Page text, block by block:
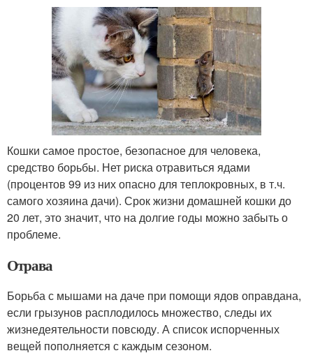
Кошки самое простое, безопасное для человека,
средство борьбы. Нет риска отравиться ядами
(процентов 99 из них опасно для теплокровных, в т.ч.
самого хозяина дачи). Срок жизни домашней кошки до
20 лет, это значит, что на долгие годы можно забыть о
проблеме.
Отрава
Борьба с мышами на даче при помощи ядов оправдана,
если грызунов расплодилось множество, следы их
жизнедеятельности повсюду. А список испорченных
вещей пополняется с каждым сезоном.